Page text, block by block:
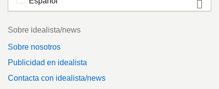
Footer
Sobre idealista/news
Sobre nosotros
Publicidad en idealista
Contacta con idealista/news